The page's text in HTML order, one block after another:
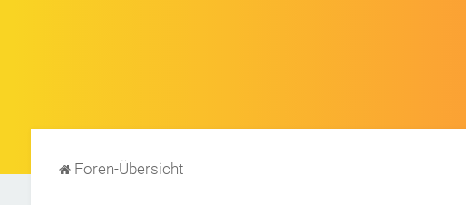
Foren-Übersicht